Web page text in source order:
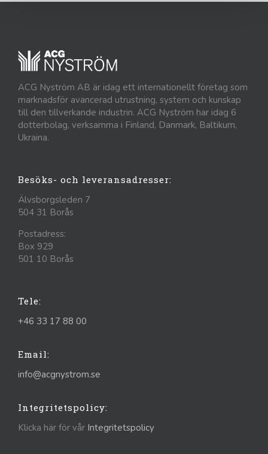
ACG Nyström AB är idag ett internationellt företag som
marknadsför avancerad utrustning, system och kunskap
till den tillverkande industrin. ACG Nyström har idag 6
dotterbolag, verksamma i Finland, Danmark, Baltikum,
Ukraina.
Besöks- och leveransadresser:
Älvsborgsleden 7
504 31 Borås
Postadress:
Box 929
501 10 Borås
Tele:
+46 33 17 88 00
Email:
info@acgnystrom.se
Integritetspolicy:
Klicka här för vår Integritetspolicy